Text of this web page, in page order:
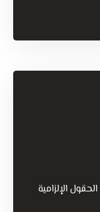
الحقول الإلزامية